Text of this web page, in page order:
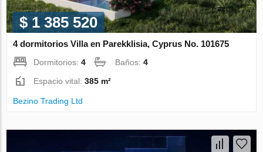
$ 1 385 520
4 dormitorios Villa en Parekklisia, Cyprus No. 101675
Dormitorios:4 Baños:4
Espacio vital:385 m²
Bezino Trading Ltd